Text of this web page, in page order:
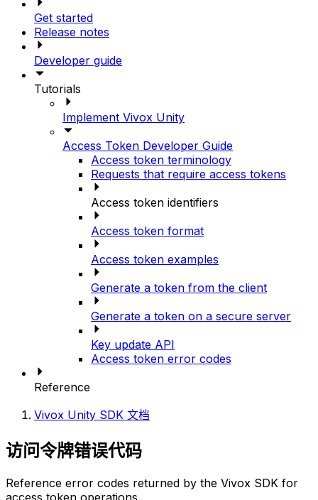
Get started
Release notes
Developer guide
Tutorials
Implement Vivox Unity
Access Token Developer Guide
Access token terminology
Requests that require access tokens
Access token identifiers
Access token format
Access token examples
Generate a token from the client
Generate a token on a secure server
Key update API
Access token error codes
Reference
Vivox Unity SDK 文档
访问令牌错误代码
Reference error codes returned by the Vivox SDK for